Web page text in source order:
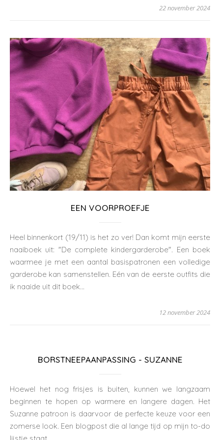
22 november 2024
EEN VOORPROEFJE
Heel binnenkort (19/11) is het zo ver! Dan komt mijn eerste
naaiboek uit: "De complete kindergarderobe". Een boek
waarmee je met een aantal basispatronen een volledige
garderobe kan samenstellen. Eén van de eerste outfits die
ik naaide uit dit boek…
12 november 2024
BORSTNEEPAANPASSING - SUZANNE
Hoewel het nog frisjes is buiten, kunnen we langzaam
beginnen te hopen op warmere en langere dagen. Het
Suzanne patroon is daarvoor de perfecte keuze voor een
zomerse look. Een blogpost die al lange tijd op mijn to-do
lijstje staat,…